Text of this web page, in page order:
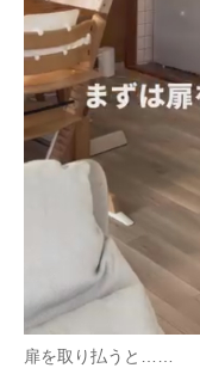
扉を取り払うと……